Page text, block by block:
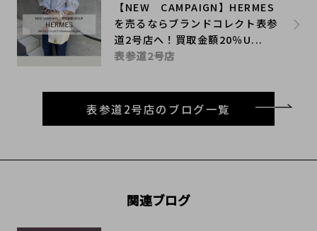
【NEW CAMPAIGN】HERMES
を売るならブランドコレクト表参
道2号店へ！買取金額20％U...
表参道2号店
表参道2号店のブログ一覧
関連ブログ